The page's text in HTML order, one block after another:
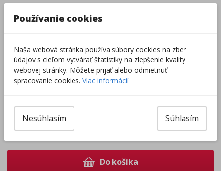
Tovar je skladom. Dodanie 2 - 5 dní
Centrálny sklad
0 ks
Externý sklad: 116 ks
– +
Do košíka
Používanie cookies
Naša webová stránka používa súbory cookies na zber
údajov s cieľom vytvárať štatistiky na zlepšenie kvality
webovej stránky. Môžete prijať alebo odmietnuť
spracovanie cookies. Viac informácií
Súhlasím
Nesúhlasím